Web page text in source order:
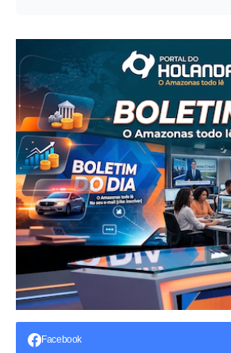
Facebook